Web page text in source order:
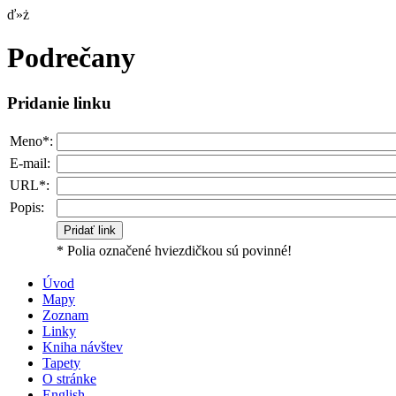
ď»ż
Podrečany
Pridanie linku
Meno*:
E-mail:
URL*:
Popis:
* Polia označené hviezdičkou sú povinné!
Úvod
Mapy
Zoznam
Linky
Kniha návštev
Tapety
O stránke